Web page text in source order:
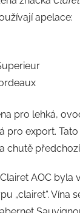
apelace:
pro lehká,
pro export.
chutě
AOC byla
„clairet“. Vína